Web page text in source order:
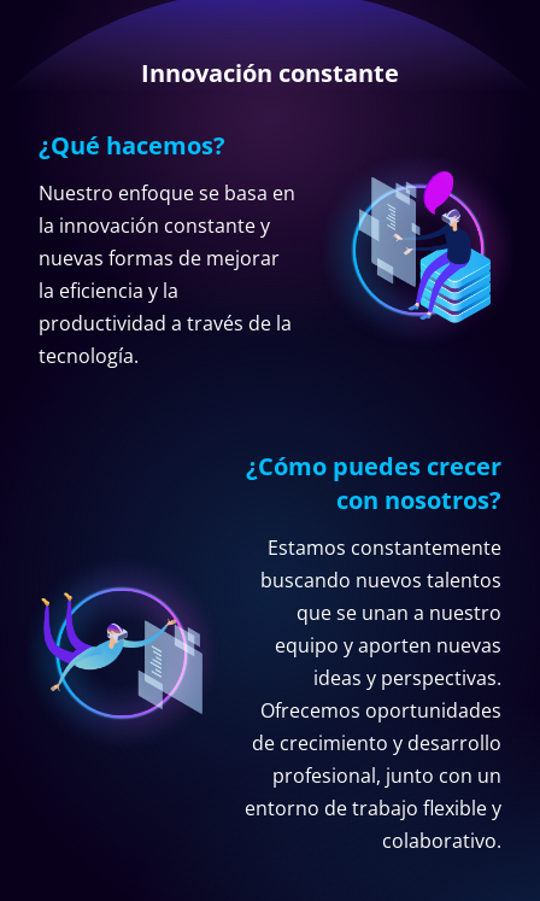
Innovación constante
¿Qué hacemos?
Nuestro enfoque se basa en
la innovación constante y
nuevas formas de mejorar
la eficiencia y la
productividad a través de la
tecnología.
¿Cómo puedes crecer
con nosotros?
Estamos constantemente
buscando nuevos talentos
que se unan a nuestro
equipo y aporten nuevas
ideas y perspectivas.
Ofrecemos oportunidades
de crecimiento y desarrollo
profesional, junto con un
entorno de trabajo flexible y
colaborativo.